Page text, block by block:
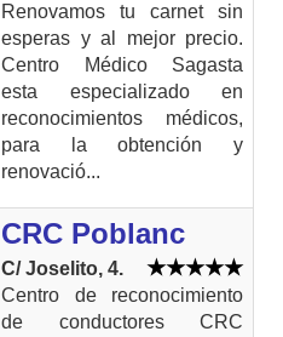
Renovamos tu carnet sin
esperas y al mejor precio.
Centro Médico Sagasta
esta especializado en
reconocimientos médicos,
para la obtención y
renovació...
CRC Poblanc
C/ Joselito, 4.
Centro de reconocimiento
de conductores CRC